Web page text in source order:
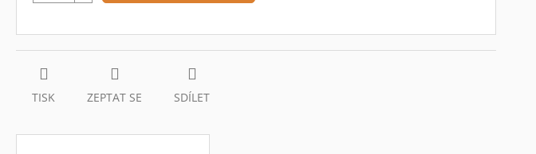
TISK ZEPTAT SE SDÍLET